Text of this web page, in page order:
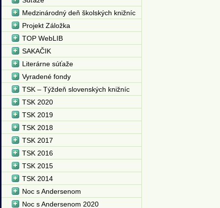
Medzinárodný deň školských knižníc
Projekt Záložka
TOP WebLIB
SAKAČIK
Literárne súťaže
Vyradené fondy
TSK – Týždeň slovenských knižníc
TSK 2020
TSK 2019
TSK 2018
TSK 2017
TSK 2016
TSK 2015
TSK 2014
Noc s Andersenom
Noc s Andersenom 2020